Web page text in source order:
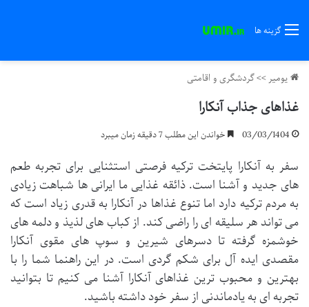
گزینه ها
یومیر>>گردشگری و اقامتی
غذاهای جذاب آنکارا
03/03/1404 خواندن این مطلب 7 دقیقه زمان میبرد
سفر به آنکارا پایتخت ترکیه فرصتی استثنایی برای تجربه طعم
های جدید و آشنا است. ذائقه غذایی ما ایرانی ها شباهت زیادی
به مردم ترکیه دارد اما تنوع غذاها در آنکارا به قدری زیاد است که
می تواند هر سلیقه ای را راضی کند. از کباب های لذیذ و دلمه های
خوشمزه گرفته تا دسرهای شیرین و سوپ های مقوی آنکارا
مقصدی ایده آل برای شکم گردی است. در این راهنما شما را با
بهترین و محبوب ترین غذاهای آنکارا آشنا می کنیم تا بتوانید
تجربه ای به یادماندنی از سفر خود داشته باشید.